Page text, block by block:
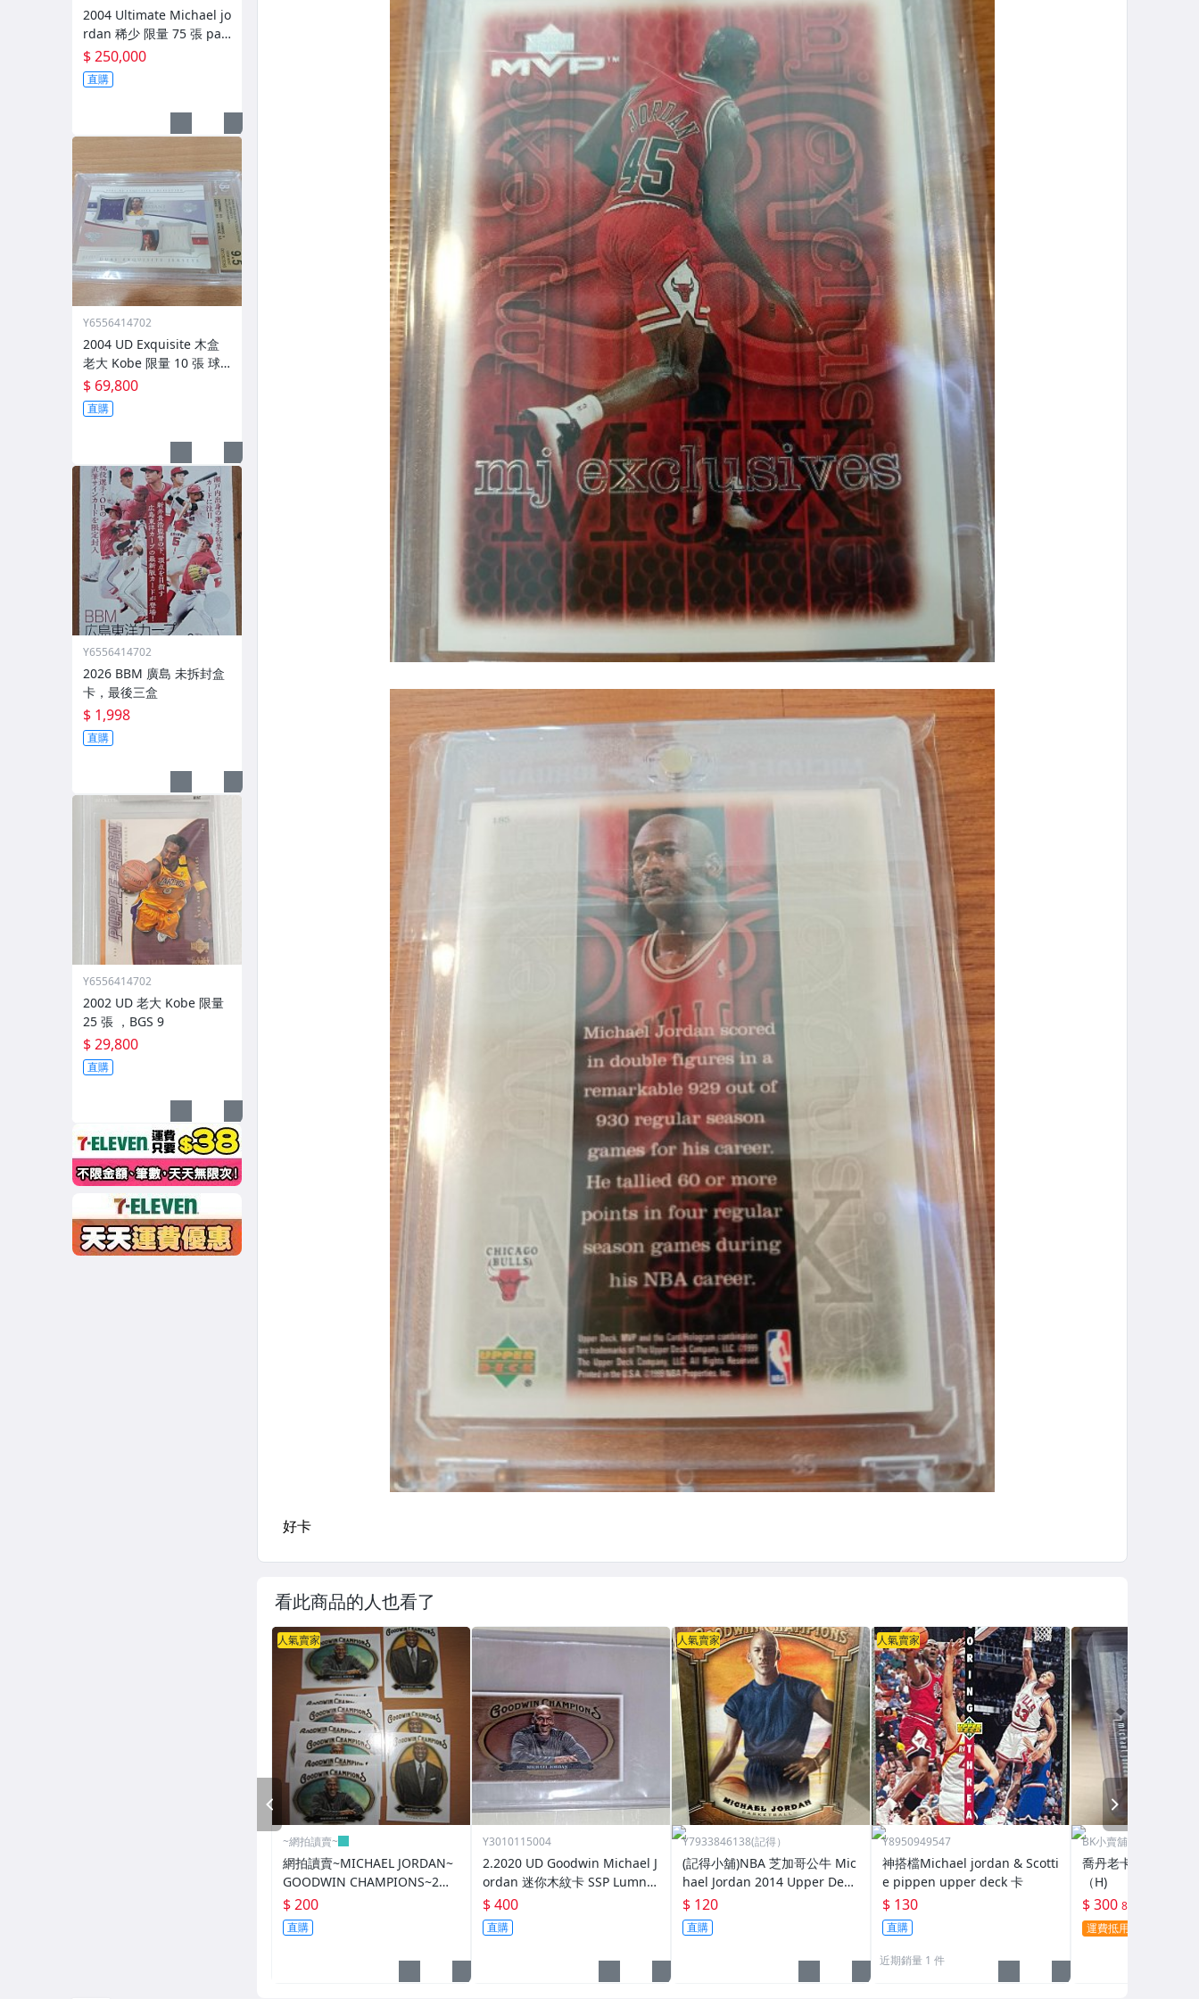
看此商品的人也看了
人氣賣家
~網拍讀賣~
網拍讀賣~MICHAEL JORDAN~
GOODWIN CHAMPIONS~2種
樣式~多張~單張價~每張200~普
特卡~
$ 200
直購
Y3010115004
2.2020 UD Goodwin Michael J
ordan 迷你木紋卡 SSP Lumner
jack
$ 400
直購
人氣賣家
Y7933846138(記得）
(記得小舖)NBA 芝加哥公牛 Mic
hael Jordan 2014 Upper Deck
Goodwin Champions名人堂冠
軍普卡一張 現貨
$ 120
直購
人氣賣家
Y8950949547
神搭檔Michael jordan & Scotti
e pippen upper deck 卡
$ 130
直購
近期銷量 1 件
BK小賣舖
喬丹老卡Michael
（H)
$ 300 88折
運費抵用券
PREV
2004 Ultimate Michael jo
rdan 稀少 限量 75 張 pat
ch bgs 9.5
$ 250,000
直購
Y6556414702
2004 UD Exquisite 木盒
老大 Kobe 限量 10 張 球
衣卡，BGS 9.5
$ 69,800
直購
Y6556414702
2026 BBM 廣島 未拆封盒
卡，最後三盒
$ 1,998
直購
Y6556414702
2002 UD 老大 Kobe 限量
25 張 ，BGS 9
$ 29,800
直購